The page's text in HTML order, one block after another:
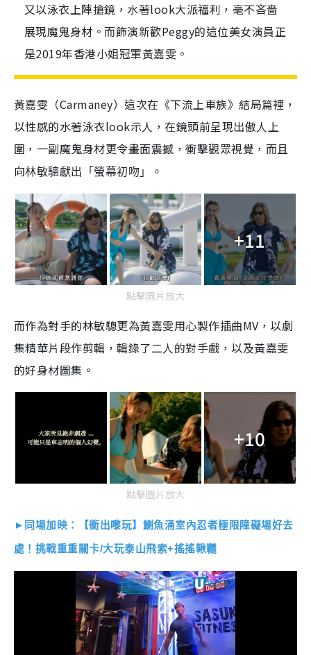
又以泳衣上陣搶鏡，水著look大派福利，毫不吝嗇
展現魔鬼身材。而飾演新歡Peggy的這位美女演員正
是2019年香港小姐冠軍黃嘉雯。
黃嘉雯（Carmaney）這次在《下流上車族》結局篇裡，
以性感的水著泳衣look示人，在鏡頭前呈現出傲人上
圍，一副魔鬼身材更令畫面震撼，衝擊觀眾視覺，而且
向林敏驄獻出「螢幕初吻」 。
+11
點擊圖片放大
而作為對手的林敏驄更為黃嘉雯用心製作插曲MV，以劇
集精華片段作剪輯，輯錄了二人的對手戲，以及黃嘉雯
的好身材圖集。
+10
點擊圖片放大
►同場加映：【衝出嚟玩】鰂魚涌室內忍者極限障礙場好去
處！挑戰重重關卡/大玩泰山飛索+搖搖鞦韆